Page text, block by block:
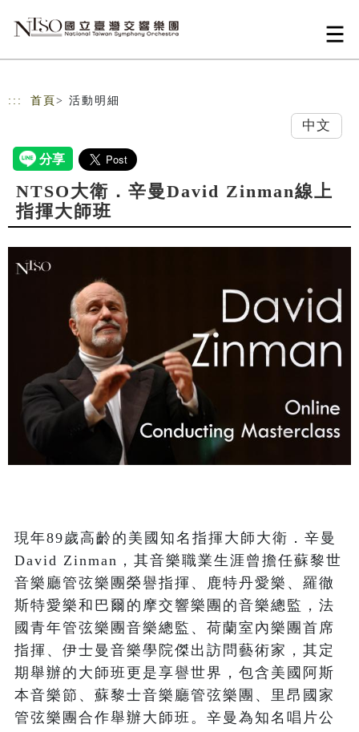
::: 首頁 > 活動明細
中文
NTSO大衛．辛曼David Zinman線上
指揮大師班
現年89歲高齡的美國知名指揮大師大衛．辛曼
David Zinman，其音樂職業生涯曾擔任蘇黎世
音樂廳管弦樂團榮譽指揮、鹿特丹愛樂、羅徹
斯特愛樂和巴爾的摩交響樂團的音樂總監，法
國青年管弦樂團音樂總監、荷蘭室內樂團首席
指揮、伊士曼音樂學院傑出訪問藝術家，其定
期舉辦的大師班更是享譽世界，包含美國阿斯
本音樂節、蘇黎士音樂廳管弦樂團、里昂國家
管弦樂團合作舉辦大師班。辛曼為知名唱片公